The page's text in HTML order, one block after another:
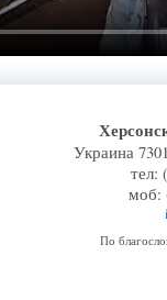
Украина
тел:
моб:
По